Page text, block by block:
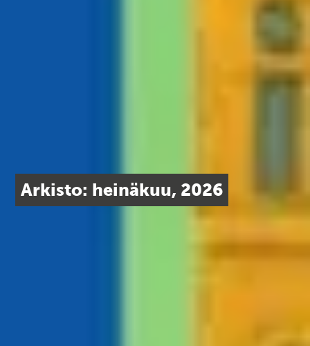
Arkisto: heinäkuu, 2026